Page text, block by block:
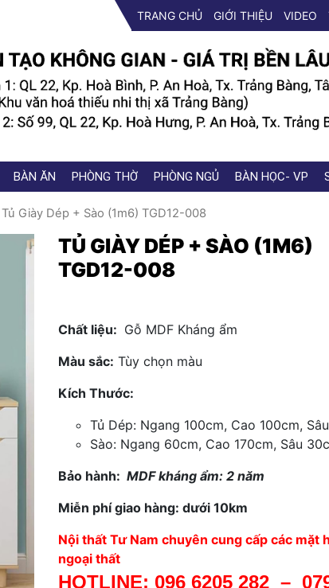
TRANG CHỦ GIỚI THIỆU VIDEO
BÀN ĂN PHÒNG THỜ PHÒNG NGỦ BÀN HỌC- VP
Giày Dép + Sào (1m6) TGD12-008
TỦ GIÀY DÉP + SÀO (1M6)
TGD12-008
Chất liệu: Gỗ MDF Kháng ẩm
Màu sắc: Tùy chọn màu
Kích Thước:
Tủ Dép: Ngang 100cm, Cao 100cm,
Sào: Ngang 60cm, Cao 170cm, Sâu 3
Bảo hành: MDF kháng ẩm: 2 năm
Miễn phí giao hàng: dưới 10km
Nội thất Tư Nam chuyên cung cấp các mặt
ngoại thất
HOTLINE: 096 6205 282–